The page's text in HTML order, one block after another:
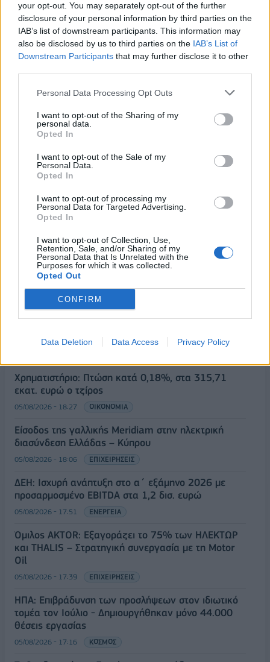
your opt-out. You may separately opt-out of the further
disclosure of your personal information by third parties on the
IAB’s list of downstream participants. This information may
also be disclosed by us to third parties on the IAB’s List of
Downstream Participants that may further disclose it to other
Personal Data Processing Opt Outs
I want to opt-out of the Sharing of my
personal data.
Opted In
I want to opt-out of the Sale of my
Personal Data.
Opted In
I want to opt-out of processing my
Personal Data for Targeted Advertising.
Opted In
I want to opt-out of Collection, Use,
Retention, Sale, and/or Sharing of my
Personal Data that Is Unrelated with the
Purposes for which it was collected.
Opted Out
CONFIRM
Data Deletion Data Access Privacy Policy
ΠΕΡΙΣΣΌΤΕΡΑ ΣΕ ΑΥΤΉ ΤΗΝ ΚΑΤΗΓΟΡΊΑ
τη παραμονή της Ελλάδας
στην Ευρωζώνη
Ρέντσι: Η Ιταλία είναι
20/02/2015 - 02:00
ΡΟΗ ΕΙΔΗΣΕΩΝ
Χρηματιστήριο: Πτώση κατά 0,18%, στα 315,71
εκατ. ευρώ ο τζίρος
05/08/2026 - 18:27 ΟΙΚΟΝΟΜΙΑ
Είσοδος της γαλλικής Meridiam στην ηλεκτρική
διασύνδεση Ελλάδας – Κύπρου
05/08/2026 - 18:06 ΕΠΙΧΕΙΡΗΣΕΙΣ
ΔΕΗ: Ισχυρή ανάπτυξη στο α΄ εξάμηνο 2026 με
προσαρμοσμένο EBITDA στα 1,2 δισ. ευρώ
05/08/2026 - 17:51 ΕΝΕΡΓΕΙΑ
Όμιλος AKTOR: Εξαγοράζει το 75% των ΗΛΕΚΤΩΡ
και THALIS – Στρατηγική συνεργασία με τη Motor
Oil
05/08/2026 - 17:39 ΕΠΙΧΕΙΡΗΣΕΙΣ
ΗΠΑ: Επιβράδυνση των προσλήψεων στον ιδιωτικό
τομέα τον Ιούλιο - Δημιουργήθηκαν μόνο 44.000
θέσεις εργασίας
05/08/2026 - 17:16 ΚΟΣΜΟΣ